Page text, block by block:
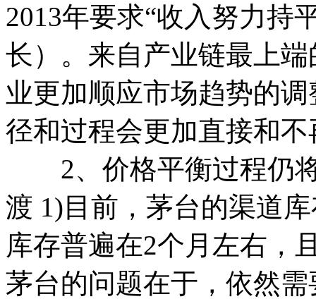
2013年要求“收入努力持
长）。来自产业链最上
业更加顺应市场趋势的
径和过程会更加直接和
2、价格平衡过程仍将
渡 1)目前，茅台的渠道
库存普遍在2个月左右，
茅台的问题在于，依然